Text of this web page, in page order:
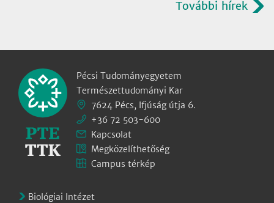
További hírek
Pécsi Tudományegyetem
Természettudományi Kar
7624 Pécs, Ifjúság útja 6.
+36 72 503-600
Kapcsolat
Megközelíthetőség
Campus térkép
Biológiai Intézet